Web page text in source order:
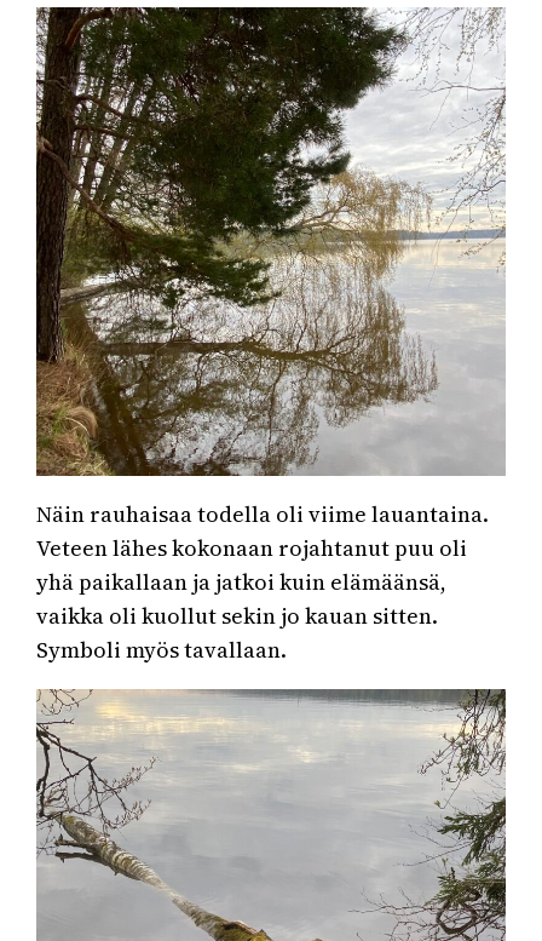
Näin rauhaisaa todella oli viime lauantaina.
Veteen lähes kokonaan rojahtanut puu oli
yhä paikallaan ja jatkoi kuin elämäänsä,
vaikka oli kuollut sekin jo kauan sitten.
Symboli myös tavallaan.